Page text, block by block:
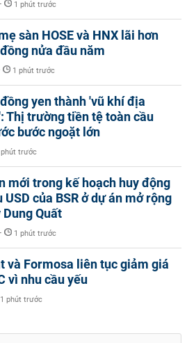
- 1 phút trước
sàn HOSE và HNX lãi hơn
nửa đầu năm
1 phút trước
yen thành 'vũ khí địa
Thị trường tiền tệ toàn cầu
bước ngoặt lớn
phút trước
mới trong kế hoạch huy động
của BSR ở dự án mở rộng
Quất
- 1 phút trước
và Formosa liên tục giảm giá
vì nhu cầu yếu
1 phút trước